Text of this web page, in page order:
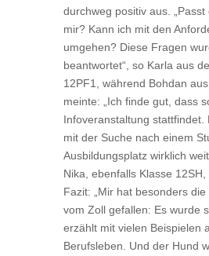
durchweg positiv aus.
mir? Kann ich mit den
umgehen? Diese Fragen
beantwortet“, so Karla aus
12PF1, während Bohdan
meinte: „Ich finde gut, dass
Infoveranstaltung stattfindet.
mit der Suche nach einem
Ausbildungsplatz wirklich
Nika, ebenfalls Klasse
Fazit: „Mir hat besonders
vom Zoll gefallen: Es wurde
erzählt mit vielen Beispielen
Berufsleben. Und der Hund